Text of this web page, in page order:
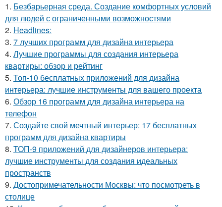
1. Безбарьерная среда. Создание комфортных условий
для людей с ограниченными возможностями
2. Headlines:
3. 7 лучших программ для дизайна интерьера
4. Лучшие программы для создания интерьера
квартиры: обзор и рейтинг
5. Топ-10 бесплатных приложений для дизайна
интерьера: лучшие инструменты для вашего проекта
6. Обзор 16 программ для дизайна интерьера на
телефон
7. Создайте свой мечтный интерьер: 17 бесплатных
программ для дизайна квартиры
8. ТОП-9 приложений для дизайнеров интерьера:
лучшие инструменты для создания идеальных
пространств
9. Достопримечательности Москвы: что посмотреть в
столице